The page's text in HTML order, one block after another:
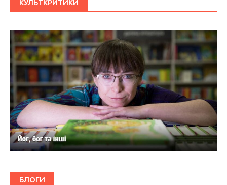
КУЛЬТКРИТИКИ
БЛОГИ